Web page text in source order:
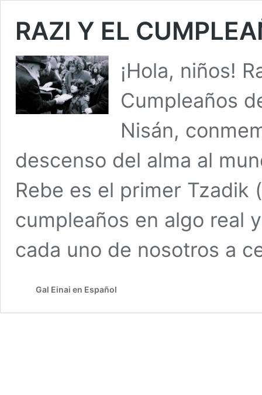
RAZI Y EL
¡Hola, niños!
Cumpleaños
Nisán,
descenso del alma al
Rebe es el primer
cumpleaños en algo real
cada uno de nosotros a
Gal Einai en Español